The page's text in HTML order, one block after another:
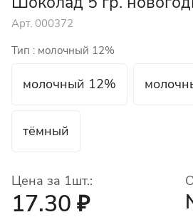
Арт. 000372
Тип : молочный 12%
молочный 12%
тёмный
Цена за 1шт.:
17.30 ₽